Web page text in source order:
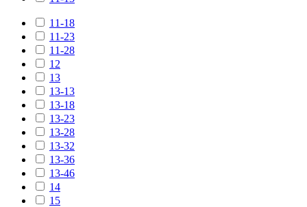
11-18
11-23
11-28
12
13
13-13
13-18
13-23
13-28
13-32
13-36
13-46
14
15